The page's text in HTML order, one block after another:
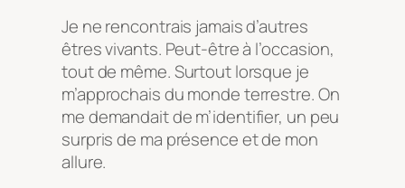
Je ne rencontrais jamais d’autres
êtres vivants. Peut-être à l’occasion,
tout de même. Surtout lorsque je
m’approchais du monde terrestre. On
me demandait de m’identifier, un peu
surpris de ma présence et de mon
allure.